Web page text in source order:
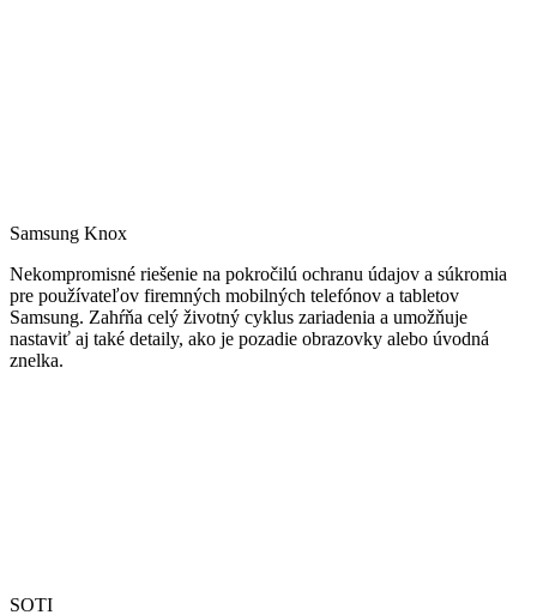
Samsung Knox
Nekompromisné riešenie na pokročilú ochranu údajov a súkromia
pre používateľov firemných mobilných telefónov a tabletov
Samsung. Zahŕňa celý životný cyklus zariadenia a umožňuje
nastaviť aj také detaily, ako je pozadie obrazovky alebo úvodná
znelka.
SOTI